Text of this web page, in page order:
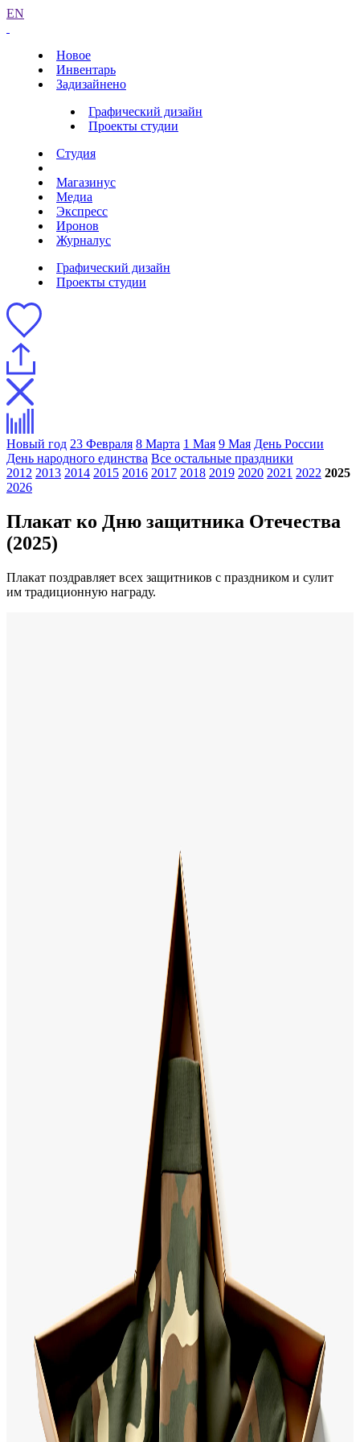
EN
Новое
Инвентарь
Задизайнено
Графический дизайн
Проекты студии
Студия
Магазинус
Медиа
Экспресс
Иронов
Журналус
Графический дизайн
Проекты студии
Новый год 23 Февраля 8 Марта 1 Мая 9 Мая День России
День народного единства Все остальные праздники
2012 2013 2014 2015 2016 2017 2018 2019 2020 2021 2022 2025
2026
Плакат ко Дню защитника Отечества
(2025)
Плакат поздравляет всех защитников с праздником и сулит
им традиционную награду.